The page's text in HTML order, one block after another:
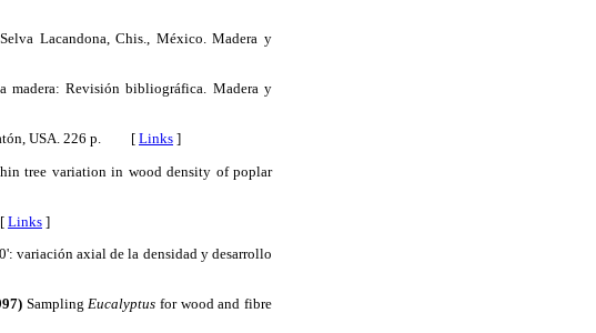
Lacandona, Chis., México. Madera y
madera: Revisión bibliográfica. Madera y
USA. 226 p. [Links ]
tree variation in wood density of poplar
Links ]
variación axial de la densidad y desarrollo
SamplingEucalyptus for wood and fibre